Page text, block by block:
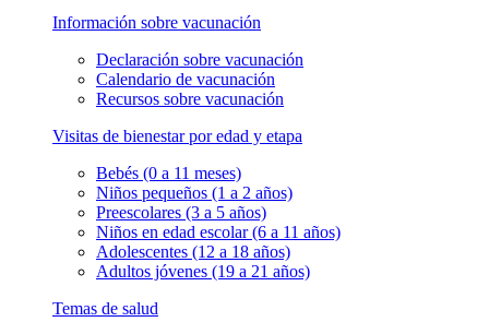
Información sobre vacunación
Declaración sobre vacunación
Calendario de vacunación
Recursos sobre vacunación
Visitas de bienestar por edad y etapa
Bebés (0 a 11 meses)
Niños pequeños (1 a 2 años)
Preescolares (3 a 5 años)
Niños en edad escolar (6 a 11 años)
Adolescentes (12 a 18 años)
Adultos jóvenes (19 a 21 años)
Temas de salud